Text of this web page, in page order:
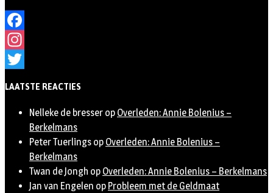
Facebook
Instagram
LAATSTE REACTIES
Nelleke de bresser op Overleden: Annie Bolenius –
Berkelmans
Peter Tuerlings op Overleden: Annie Bolenius –
Berkelmans
Twan de Jongh op Overleden: Annie Bolenius – Berkelmans
Jan van Engelen op Probleem met de Geldmaat